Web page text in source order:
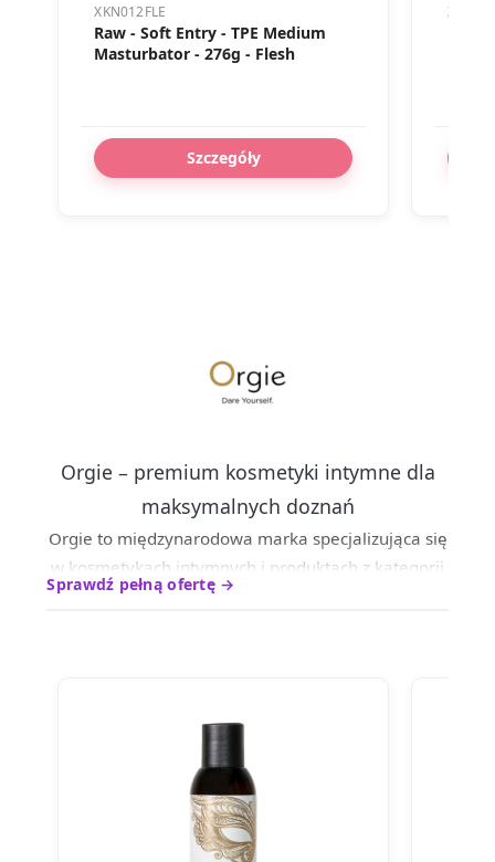
XKN012FLE
Raw - Soft Entry - TPE Medium
Masturbator - 276g - Flesh
Szczegóły
Orgie – premium kosmetyki intymne dla
maksymalnych doznań
Orgie to międzynarodowa marka specjalizująca się
w kosmetykach intymnych i produktach z kategorii
sexual wellness, która łączy innowacyjne formuły z
Produkty Orgie tworzone są z wykorzystaniem
aktywnych składników inspirowanych naturą,
ekstraktami z regionu Amazonii, co pozwala
uzyskać unikalne efekty i nowe doznania.
Sprawdź pełną ofertę →